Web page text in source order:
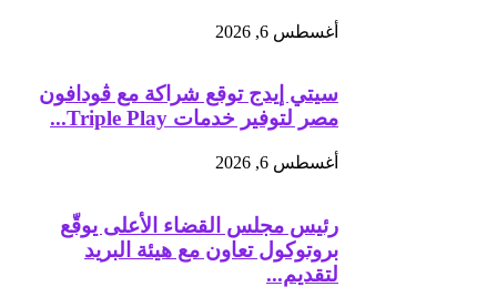
أغسطس 6, 2026
سيتي إيدج توقع شراكة مع ڤودافون
مصر لتوفير خدمات Triple Play...
أغسطس 6, 2026
رئيس مجلس القضاء الأعلى يوقّع
بروتوكول تعاون مع هيئة البريد
لتقديم...